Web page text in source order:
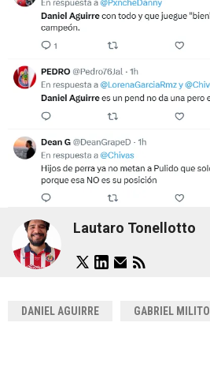
Lautaro Tonellotto
DANIEL AGUIRRE GABRIEL MILITO